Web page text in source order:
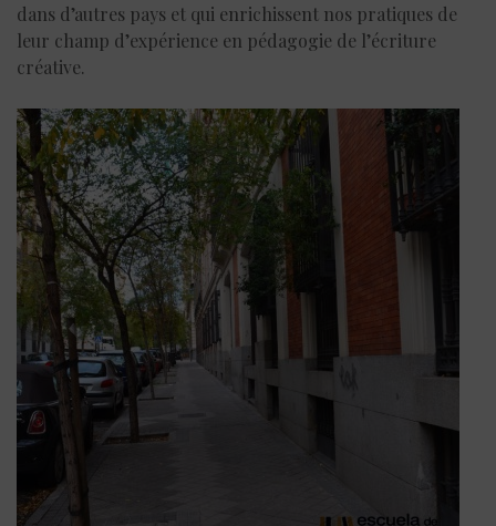
dans d’autres pays et qui enrichissent nos pratiques de
leur champ d’expérience en pédagogie de l’écriture
créative.